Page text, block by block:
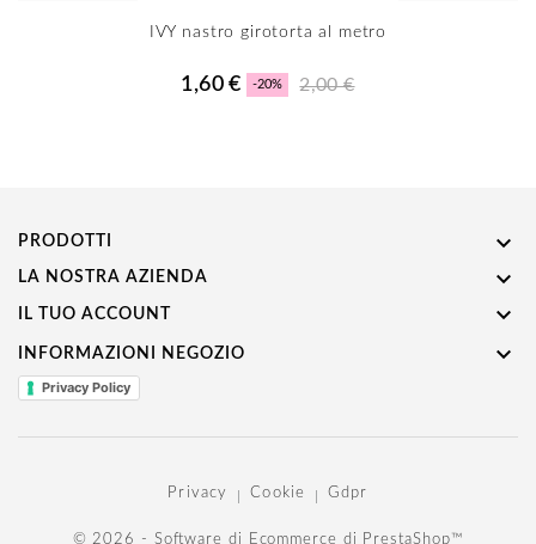
IVY nastro girotorta al metro
1,60 € -20% 2,00 €
PRODOTTI 
LA NOSTRA AZIENDA 
IL TUO ACCOUNT 
INFORMAZIONI NEGOZIO 
Privacy Policy
Privacy Cookie Gdpr
© 2026 - Software di Ecommerce di PrestaShop™